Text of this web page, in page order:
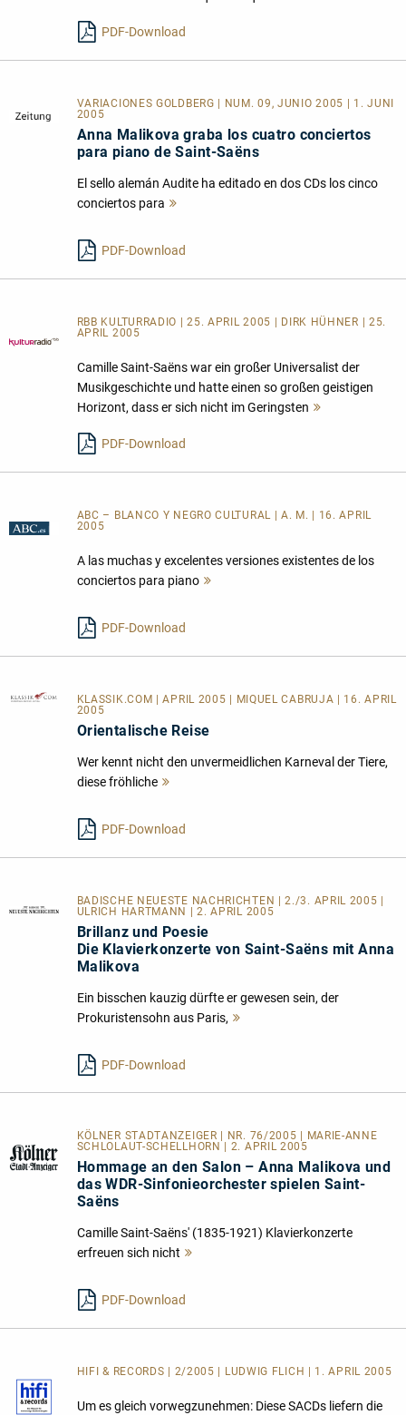
PDF-Download
VARIACIONES GOLDBERG | NUM. 09, JUNIO 2005 | 1. JUNI
2005
Anna Malikova graba los cuatro conciertos
para piano de Saint-Saëns
El sello alemán Audite ha editado en dos CDs los cinco
conciertos para
PDF-Download
RBB KULTURRADIO | 25. APRIL 2005 | DIRK HÜHNER | 25.
APRIL 2005
Camille Saint-Saëns war ein großer Universalist der
Musikgeschichte und hatte einen so großen geistigen
Horizont, dass er sich nicht im Geringsten
PDF-Download
ABC – BLANCO Y NEGRO CULTURAL | A. M. | 16. APRIL
2005
A las muchas y excelentes versiones existentes de los
conciertos para piano
PDF-Download
KLASSIK.COM | APRIL 2005 | MIQUEL CABRUJA | 16. APRIL
2005
Orientalische Reise
Wer kennt nicht den unvermeidlichen Karneval der Tiere,
diese fröhliche
PDF-Download
BADISCHE NEUESTE NACHRICHTEN | 2./3. APRIL 2005 |
ULRICH HARTMANN | 2. APRIL 2005
Brillanz und Poesie
Die Klavierkonzerte von Saint-Saëns mit Anna
Malikova
Ein bisschen kauzig dürfte er gewesen sein, der
Prokuristensohn aus Paris,
PDF-Download
KÖLNER STADTANZEIGER | NR. 76/2005 | MARIE-ANNE
SCHLOLAUT-SCHELLHORN | 2. APRIL 2005
Hommage an den Salon – Anna Malikova und
das WDR-Sinfonieorchester spielen Saint-
Saëns
Camille Saint-Saëns' (1835-1921) Klavierkonzerte
erfreuen sich nicht
PDF-Download
HIFI & RECORDS | 2/2005 | LUDWIG FLICH | 1. APRIL 2005
Um es gleich vorwegzunehmen: Diese SACDs liefern die